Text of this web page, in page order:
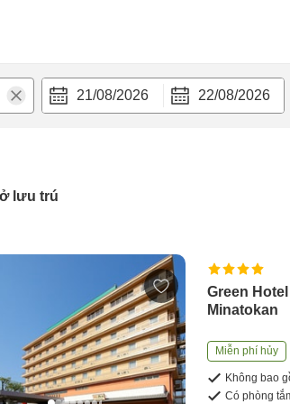
21/08/2026 22/08/2026
lưu trú
Green
Minatokan
Miễn phí hủy
Không bao
Có phòng